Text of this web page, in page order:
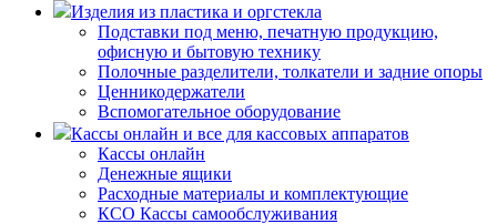
Изделия из пластика и оргстекла
Подставки под меню, печатную продукцию,
офисную и бытовую технику
Полочные разделители, толкатели и задние опоры
Ценникодержатели
Вспомогательное оборудование
Кассы онлайн и все для кассовых аппаратов
Кассы онлайн
Денежные ящики
Расходные материалы и комплектующие
КСО Кассы самообслуживания